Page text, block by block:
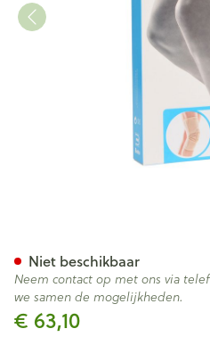
€ 63,10
Niet beschikbaar
Neem contact op met ons via
we samen de mogelijkheden.